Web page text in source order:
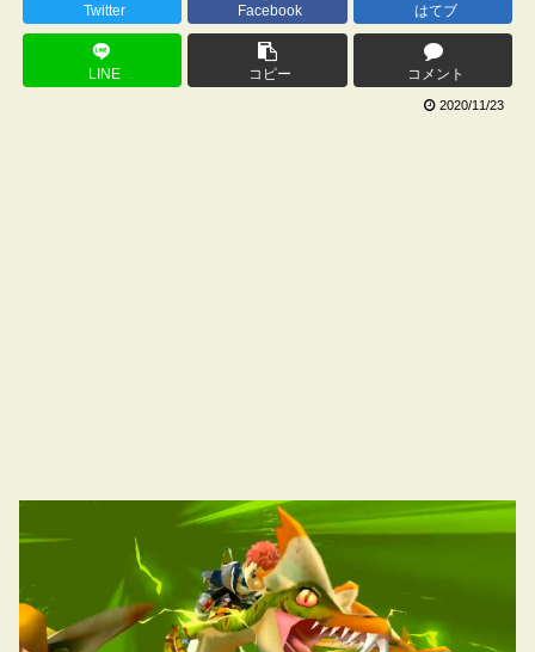
Twitter Facebook はてブ
LINE コピー コメント
2020/11/23